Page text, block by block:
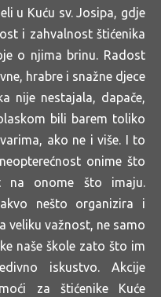
u Kuću sv. Josipa, gdje
i zahvalnost štićenika
o njima brinu. Radost
hrabre i snažne djece
nije nestajala, dapače,
bili barem toliko
ako ne i više. I to
onime što
na onome što imaju.
nešto organizira i
veliku važnost, ne samo
naše škole zato što im
iskustvo. Akcije
za štićenike Kuće